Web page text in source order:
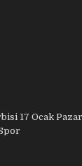
17 Ocak Pazar